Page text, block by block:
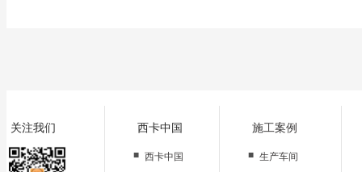
关注我们 西卡中国
■ 西卡中国
施工案例
■ 生产车间